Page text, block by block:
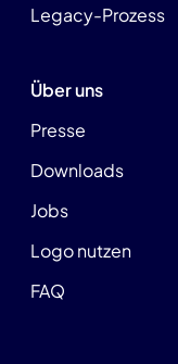
Legacy-Prozess
Über uns
Presse
Downloads
Jobs
Logo nutzen
FAQ